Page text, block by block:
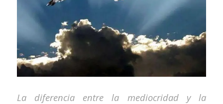
La diferencia entre la mediocridad y la